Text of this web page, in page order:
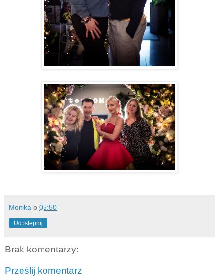
Monika o 05:50
Udostępnij
Brak komentarzy:
Prześlij komentarz